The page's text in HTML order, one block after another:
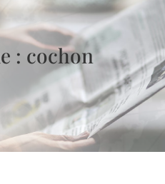
: cochon